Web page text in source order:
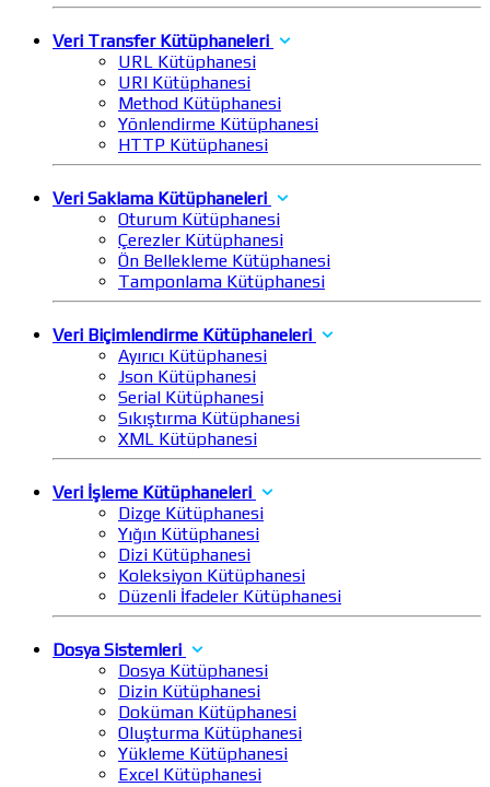
Veri Transfer Kütüphaneleri
URL Kütüphanesi
URI Kütüphanesi
Method Kütüphanesi
Yönlendirme Kütüphanesi
HTTP Kütüphanesi
Veri Saklama Kütüphaneleri
Oturum Kütüphanesi
Çerezler Kütüphanesi
Ön Bellekleme Kütüphanesi
Tamponlama Kütüphanesi
Veri Biçimlendirme Kütüphaneleri
Ayırıcı Kütüphanesi
Json Kütüphanesi
Serial Kütüphanesi
Sıkıştırma Kütüphanesi
XML Kütüphanesi
Veri İşleme Kütüphaneleri
Dizge Kütüphanesi
Yığın Kütüphanesi
Dizi Kütüphanesi
Koleksiyon Kütüphanesi
Düzenli İfadeler Kütüphanesi
Dosya Sistemleri
Dosya Kütüphanesi
Dizin Kütüphanesi
Doküman Kütüphanesi
Oluşturma Kütüphanesi
Yükleme Kütüphanesi
Excel Kütüphanesi